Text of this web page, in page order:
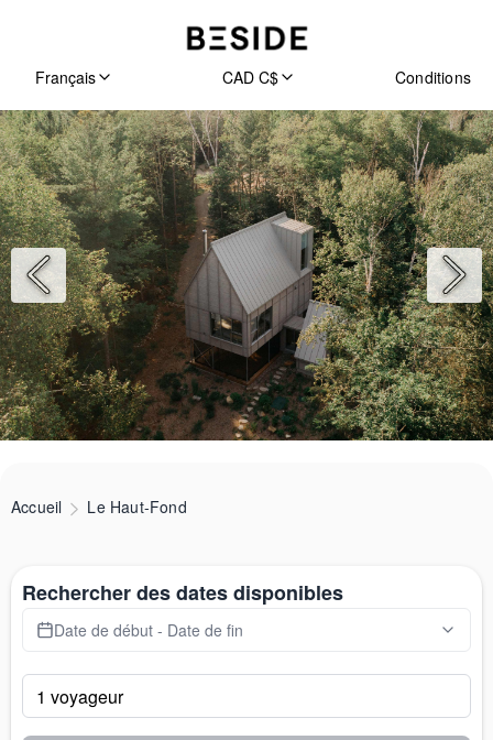
Français CAD C$ Conditions
Accueil Le Haut-Fond
Rechercher des dates disponibles
Date de début - Date de fin